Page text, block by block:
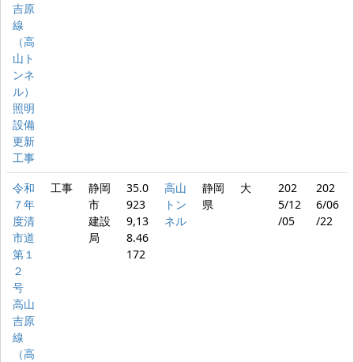
吉原
線
（高
山ト
ンネ
ル）
照明
設備
更新
工事
令和
７年
度清
市道
第１
２
号
高山
吉原
線
（高
工事
静岡
市
建設
局
35.0
923
9,13
8.46
172
高山
トン
ネル
静岡
県
大
202
5/12
/05
202
6/06
/22